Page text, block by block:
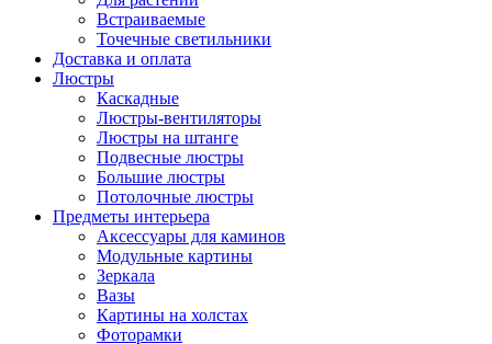
Встраиваемые
Точечные светильники
Доставка и оплата
Люстры
Каскадные
Люстры-вентиляторы
Люстры на штанге
Подвесные люстры
Большие люстры
Потолочные люстры
Предметы интерьера
Аксессуары для каминов
Модульные картины
Зеркала
Вазы
Картины на холстах
Фоторамки